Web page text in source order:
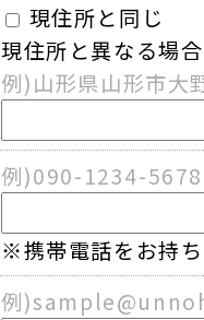
現住所と同じ
現住所と異なる場
例)山形県山形市大
例)090-1234-5678
※携帯電話をお持
例